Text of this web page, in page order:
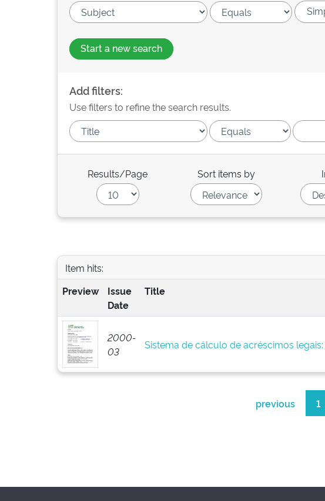
Start a new search
Add filters:
Use filters to refine the search results.
Results/Page Sort items by
Item hits:
Preview
Issue
Date
Title
2000-
03
Sistema de cálculo de acréscimos legais:
previous 1